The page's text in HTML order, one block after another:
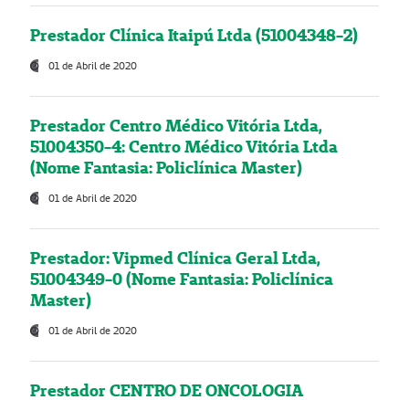
Prestador Clínica Itaipú Ltda (51004348-2)
01 de Abril de 2020
Prestador Centro Médico Vitória Ltda,
51004350-4: Centro Médico Vitória Ltda
(Nome Fantasia: Policlínica Master)
01 de Abril de 2020
Prestador: Vipmed Clínica Geral Ltda,
51004349-0 (Nome Fantasia: Policlínica
Master)
01 de Abril de 2020
Prestador CENTRO DE ONCOLOGIA